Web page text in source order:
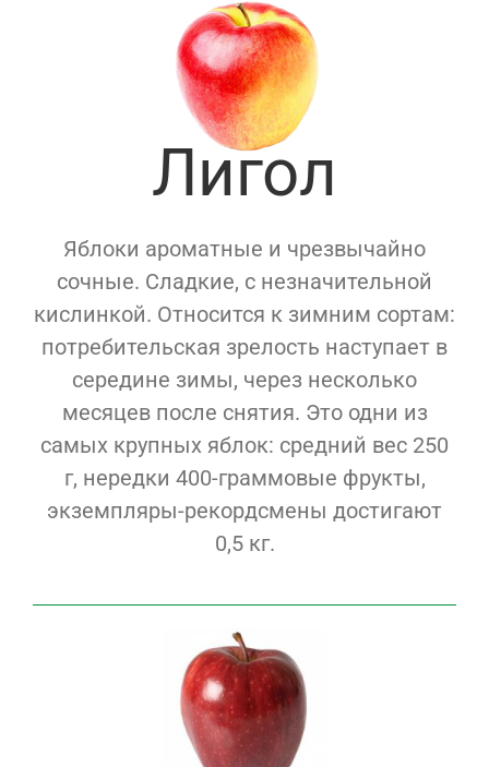
Лигол
Яблоки ароматные и чрезвычайно
сочные. Сладкие, с незначительной
кислинкой. Относится к зимним сортам:
потребительская зрелость наступает в
середине зимы, через несколько
месяцев после снятия. Это одни из
самых крупных яблок: средний вес 250
г, нередки 400-граммовые фрукты,
экземпляры-рекордсмены достигают
0,5 кг.